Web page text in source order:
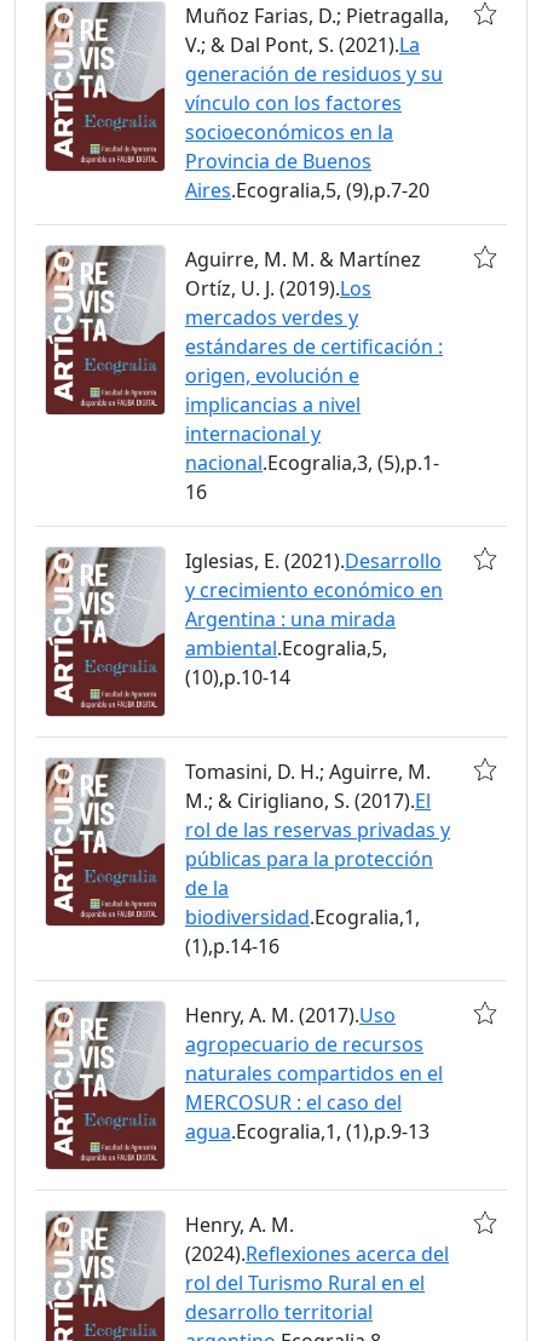
Muñoz Farias, D.; Pietragalla,
V.; & Dal Pont, S. (2021).La
generación de residuos y su
vínculo con los factores
socioeconómicos en la
Provincia de Buenos
Aires.Ecogralia,5, (9),p.7-20
Aguirre, M. M. & Martínez
Ortíz, U. J. (2019).Los
mercados verdes y
estándares de certificación :
origen, evolución e
implicancias a nivel
internacional y
nacional.Ecogralia,3, (5),p.1-
16
Iglesias, E. (2021).Desarrollo
y crecimiento económico en
Argentina : una mirada
ambiental.Ecogralia,5,
(10),p.10-14
Tomasini, D. H.; Aguirre, M.
M.; & Cirigliano, S. (2017).El
rol de las reservas privadas y
públicas para la protección
de la
biodiversidad.Ecogralia,1,
(1),p.14-16
Henry, A. M. (2017).Uso
agropecuario de recursos
naturales compartidos en el
MERCOSUR : el caso del
agua.Ecogralia,1, (1),p.9-13
Henry, A. M.
(2024).Reflexiones acerca del
rol del Turismo Rural en el
desarrollo territorial